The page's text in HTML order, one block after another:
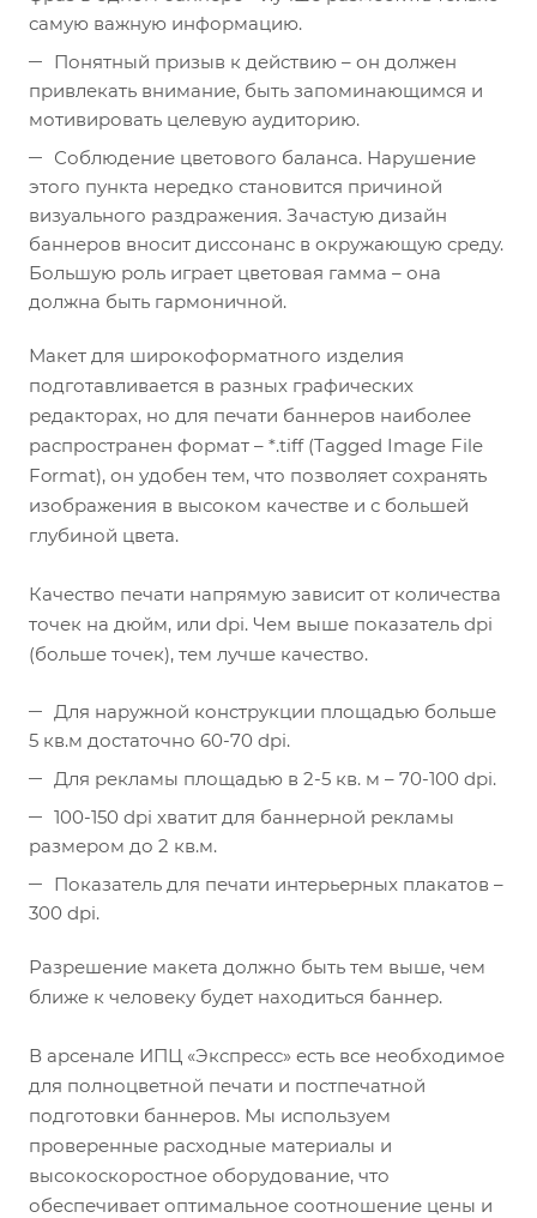
самую важную информацию.
Понятный призыв к действию – он должен
привлекать внимание, быть запоминающимся и
мотивировать целевую аудиторию.
Соблюдение цветового баланса. Нарушение
этого пункта нередко становится причиной
визуального раздражения. Зачастую дизайн
баннеров вносит диссонанс в окружающую среду.
Большую роль играет цветовая гамма – она
должна быть гармоничной.
Макет для широкоформатного изделия
подготавливается в разных графических
редакторах, но для печати баннеров наиболее
распространен формат – *.tiff (Tagged Image File
Format), он удобен тем, что позволяет сохранять
изображения в высоком качестве и с большей
глубиной цвета.
Качество печати напрямую зависит от количества
точек на дюйм, или dpi. Чем выше показатель dpi
(больше точек), тем лучше качество.
Для наружной конструкции площадью больше
5 кв.м достаточно 60-70 dpi.
Для рекламы площадью в 2-5 кв. м – 70-100 dpi.
100-150 dpi хватит для баннерной рекламы
размером до 2 кв.м.
Показатель для печати интерьерных плакатов –
300 dpi.
Разрешение макета должно быть тем выше, чем
ближе к человеку будет находиться баннер.
В арсенале ИПЦ «Экспресс» есть все необходимое
для полноцветной печати и постпечатной
подготовки баннеров. Мы используем
проверенные расходные материалы и
высокоскоростное оборудование, что
обеспечивает оптимальное соотношение цены и